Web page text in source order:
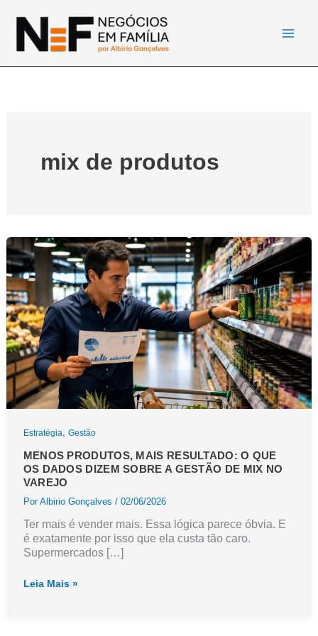
para
conteúdo
mix de produtos
Estratégia, Gestão
MENOS PRODUTOS, MAIS RESULTADO: O QUE
OS DADOS DIZEM SOBRE A GESTÃO DE MIX NO
VAREJO
PorAlbirio Gonçalves / 02/06/2026
Ter mais é vender mais. Essa lógica parece óbvia. E
é exatamente por isso que ela custa tão caro.
Supermercados […]
Menos
Leia Mais »